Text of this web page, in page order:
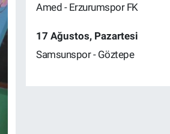
Amed - Erzurumspor FK
17 Ağustos, Pazartesi
Samsunspor - Göztepe